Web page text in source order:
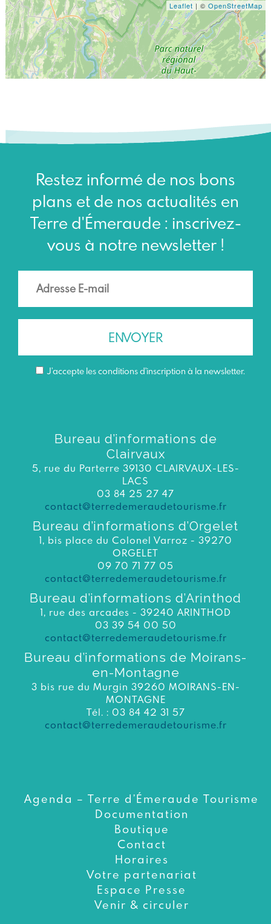
Leaflet | ©OpenStreetMap
Restez informé de nos bons
plans et de nos actualités en
Terre d'Émeraude : inscrivez-
vous à notre newsletter !
J’accepte les conditions d'inscription à la newsletter.
Bureau d’informations de
Clairvaux
5, rue du Parterre 39130 CLAIRVAUX-LES-
LACS
03 84 25 27 47
contact@terredemeraudetourisme.fr
Bureau d’informations d’Orgelet
1, bis place du Colonel Varroz - 39270
ORGELET
09 70 71 77 05
contact@terredemeraudetourisme.fr
Bureau d’informations d’Arinthod
1, rue des arcades - 39240 ARINTHOD
03 39 54 00 50
contact@terredemeraudetourisme.fr
Bureau d’informations de Moirans-
en-Montagne
3 bis rue du Murgin 39260 MOIRANS-EN-
MONTAGNE
Tél. : 03 84 42 31 57
contact@terredemeraudetourisme.fr
Agenda – Terre d’Émeraude Tourisme
Documentation
Boutique
Contact
Horaires
Votre partenariat
Espace Presse
Venir & circuler